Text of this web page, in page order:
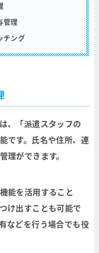
管理
チング
、「派遣スタッフの
です。氏名や住所、連
理ができます。
能を活用すること
け出すことも可能で
などを行う場合でも役